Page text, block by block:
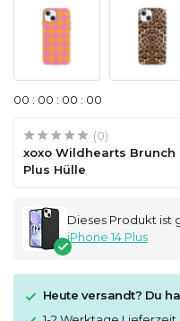
00 : 00 : 00 : 00
(0)
xoxo Wildhearts Brunch
Plus Hülle
Dieses Produkt ist
iPhone 14 Plus
Heute versandt? Du